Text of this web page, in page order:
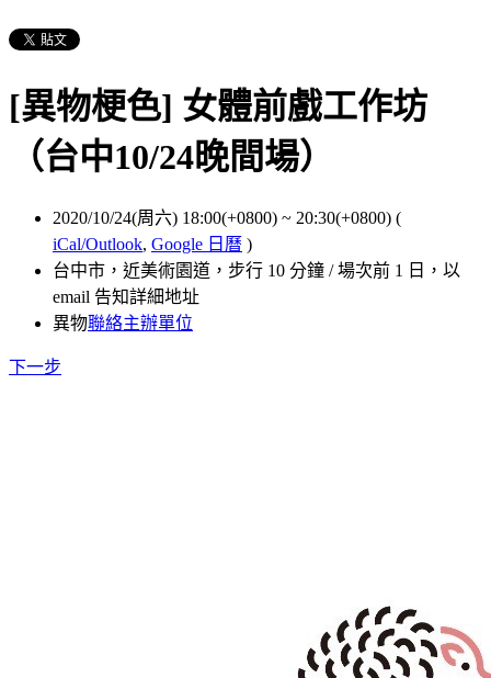
[異物梗色] 女體前戲工作坊
（台中10/24晚間場）
2020/10/24(周六) 18:00(+0800) ~ 20:30(+0800) (
iCal/Outlook, Google 日曆 )
台中市，近美術園道，步行 10 分鐘 / 場次前 1 日，以
email 告知詳細地址
異物聯絡主辦單位
下一步